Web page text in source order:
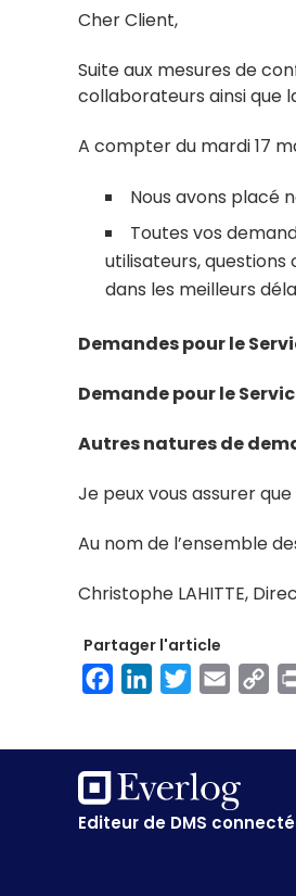
Cher Client,
Suite aux mesures de
collaborateurs ainsi que
A compter du mardi 17
Nous avons placé
Toutes vos
utilisateurs,
dans les meilleurs
Demandes pour le
Demande pour le
Autres natures de
Je peux vous assurer
Au nom de l’ensemble
Christophe LAHITTE,
Partager l'article
FacebookLinkedInTwitterEmail
Editeur de DMS